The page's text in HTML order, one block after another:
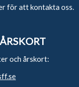
för att kontakta oss.
och årskort: